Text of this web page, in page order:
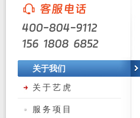
关于我们
关于艺虎
服务项目